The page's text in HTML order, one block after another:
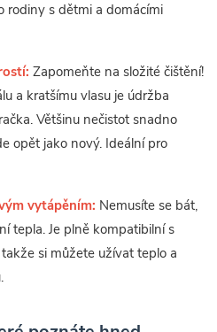
rodiny s dětmi a domácími
Zapomeňte na složité čištění!
a kratšímu vlasu je údržba
Většinu nečistot snadno
opět jako nový. Ideální pro
vytápěním: Nemusíte se bát,
tepla. Je plně kompatibilní s
si můžete užívat teplo a